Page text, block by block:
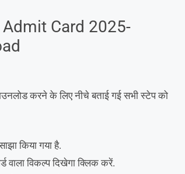
Card 2025-
करने के लिए नीचे बताई गई सभी स्टेप को
किया गया है.
वाला विकल्प दिखेगा क्लिक करें.